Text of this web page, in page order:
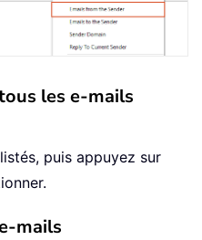
les e-mails
puis appuyez sur
mails